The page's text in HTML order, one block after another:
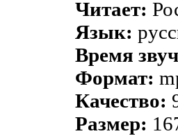
Читает:
Язык:
Время
Формат:
Качество:
Размер: